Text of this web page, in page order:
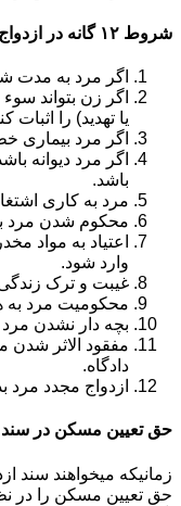
شروط ۱۲ گانه در ازدواج مجدد چیست؟
اگر مرد به مدت
اگر زن بتواند
یا تهدید) را اثبات
اگر مرد بیماری
اگر مرد دیوانه
باشد.
مرد به کاری
محکوم شدن مرد به مجازات ۵
اعتیاد به مواد
وارد شود.
غیبت و ترک
محکومیت مرد به
بچه دار نشدن
مفقود الاثر شدن
دادگاه.
ازدواج مجدد
حق تعیین مسکن در
زمانیکه میخواهند سند
حق تعیین مسکن را در